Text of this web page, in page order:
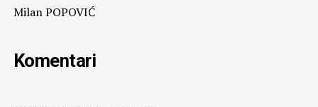
Milan POPOVIĆ
Komentari